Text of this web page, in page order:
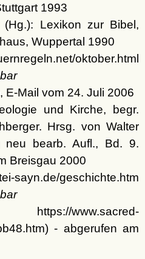
1993
(Hg.): Lexikon zur Bibel,
Wuppertal 1990
oktober.html
E-Mail vom 24. Juli 2006
und Kirche, begr.
Hrsg. von Walter
neu bearb. Aufl., Bd. 9.
Breisgau 2000
sayn.de/geschichte.htm
- abgerufen am